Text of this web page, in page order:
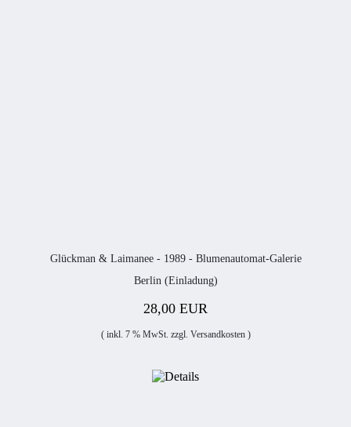
Glückman & Laimanee - 1989 - Blumenautomat-Galerie
Berlin (Einladung)
28,00 EUR
( inkl. 7 % MwSt. zzgl. Versandkosten)